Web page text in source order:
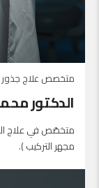
متخصص علاج
الدكتور
متخصّص في علاج
مجهر التركيب ).